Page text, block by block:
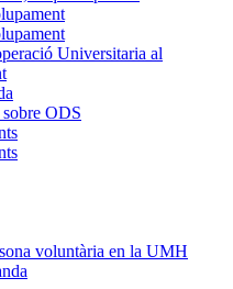
Universitaria al
ODS
voluntària en la UMH